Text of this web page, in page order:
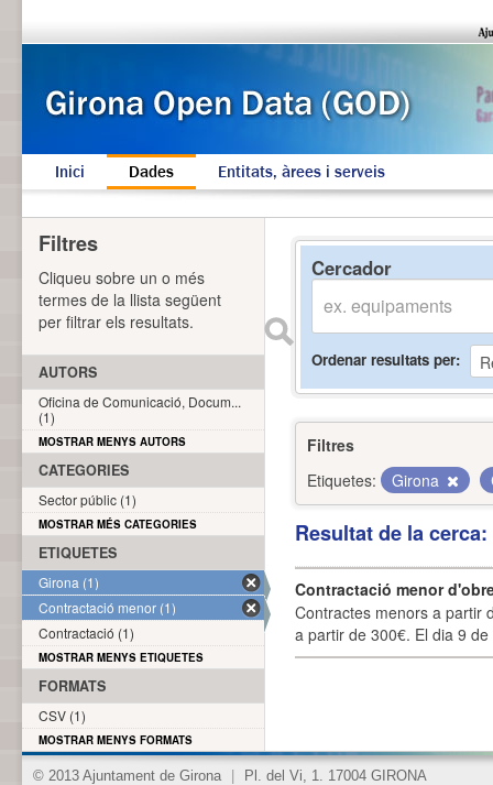
Inici Dades Entitats, àrees i serveis
Cercador
Ordenar resultats per
Filtres
Etiquetes:
Girona
Resultat de la
Contractació menor
Contractes menors a partir
a partir de 300€. El dia 9
Filtres
Cliqueu sobre un o més
termes de la llista següent
per filtrar els resultats.
AUTORS
Oficina de Comunicació, Docum...
(1)
MOSTRAR MENYS AUTORS
CATEGORIES
Sector públic (1)
MOSTRAR MÉS CATEGORIES
ETIQUETES
Girona (1)
Contractació menor (1)
Contractació (1)
MOSTRAR MENYS ETIQUETES
FORMATS
CSV (1)
MOSTRAR MENYS FORMATS
© 2013 Ajuntament de Girona Pl. del Vi, 1. 17004 GIRONA